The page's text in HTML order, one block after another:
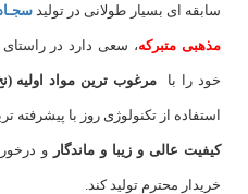
سابقه ای بسیار طولانی در تولید
مذهبی متبرکه، سعی دارد در
خود را با مرغوب ترین مواد اولیه
استفاده از تکنولوژی روز با پیشرفته
کیفیت عالی و زیبا و ماندگار و
خریدار محترم تولید کند.